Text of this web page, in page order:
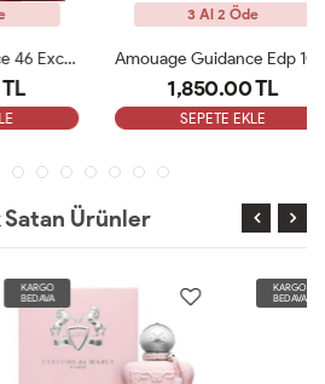
Amouage Guidance 46 Exceptional Extrait 100ml Kadın Parfüm ARC
3 Al 2 Öde
Amouage Guidance Edp 100 Ml Bayan Parfüm ARC
1,850.00 TL
SEPETE EKLE
Satan Ürünler
KARGO